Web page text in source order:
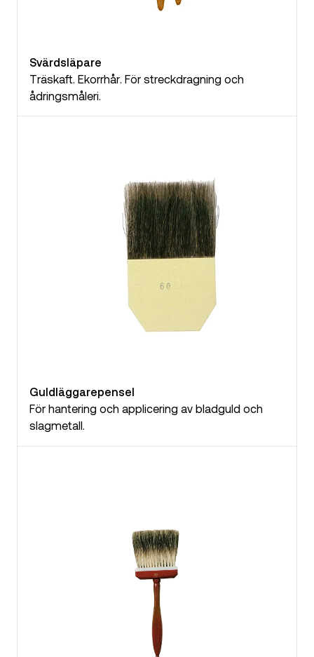
Svärdsläpare
Träskaft. Ekorrhår. För streckdragning och
ådringsmåleri.
Guldläggarepensel
För hantering och applicering av bladguld och
slagmetall.